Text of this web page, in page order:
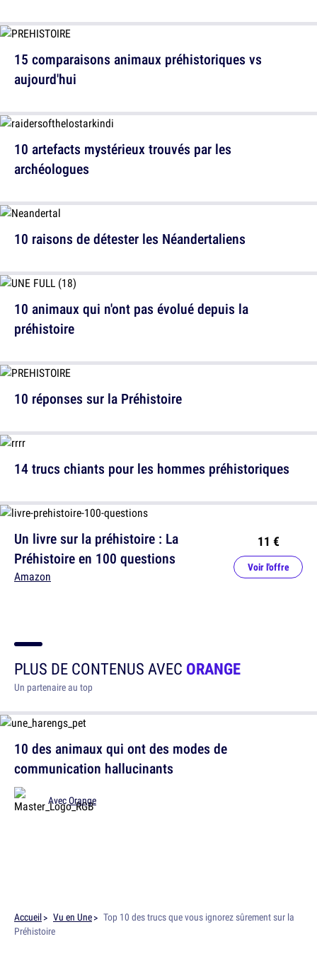
15 comparaisons animaux préhistoriques vs
aujourd'hui
10 raisons de détester les Néandertaliens
10 réponses sur la Préhistoire
Un livre sur la préhistoire : La
Préhistoire en 100 questions
Amazon
11 €
Voir l'offre
10 artefacts mystérieux trouvés par les
archéologues
10 animaux qui n'ont pas évolué depuis la
préhistoire
14 trucs chiants pour les hommes préhistoriques
PLUS DE CONTENUS AVEC ORANGE
Un partenaire au top
10 des animaux qui ont des modes de
communication hallucinants
AvecOrange
Accueil Vu en Une
Top 10 des trucs que vous ignorez sûrement sur la
Préhistoire